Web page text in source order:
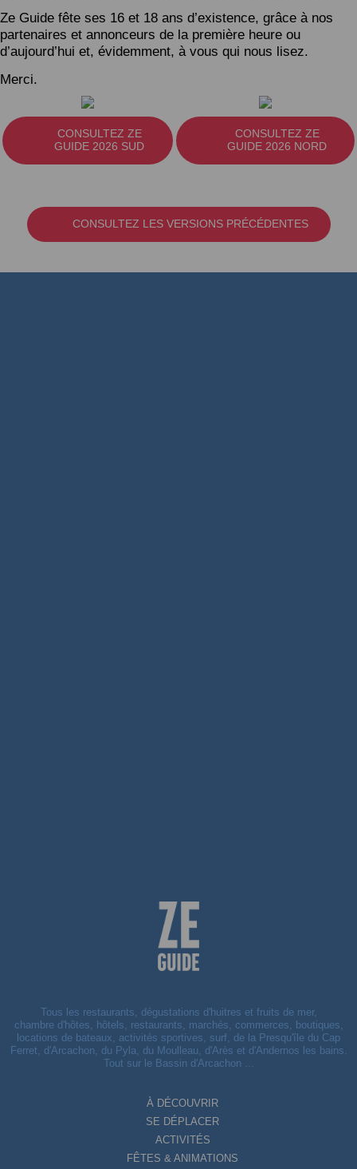
Ze Guide fête ses 16 et 18 ans d’existence, grâce à nos
partenaires et annonceurs de la première heure ou
d’aujourd’hui et, évidemment, à vous qui nous lisez.
Merci.
CONSULTEZ ZE
GUIDE 2026 SUD
CONSULTEZ ZE
GUIDE 2026 NORD
CONSULTEZ LES VERSIONS PRÉCÉDENTES
Tous les restaurants, dégustations d'huitres et fruits de mer,
chambre d'hôtes, hôtels, restaurants, marchés, commerces, boutiques,
locations de bateaux, activités sportives, surf, de la Presqu'île du Cap
Ferret, d'Arcachon, du Pyla, du Moulleau, d'Arès et d'Andernos les bains.
Tout sur le Bassin d'Arcachon ...
À DÉCOUVRIR
SE DÉPLACER
ACTIVITÉS
FÊTES & ANIMATIONS